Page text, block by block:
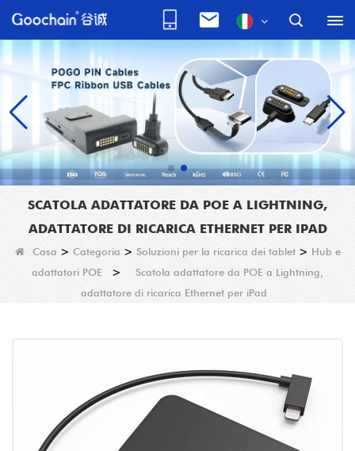
SCATOLA ADATTATORE DA POE A LIGHTNING,
ADATTATORE DI RICARICA ETHERNET PER IPAD
Casa > Categoria > Soluzioni per la ricarica dei tablet> Hub e
adattatori POE >
Scatola adattatore da POE a Lightning,
adattatore di ricarica Ethernet per iPad